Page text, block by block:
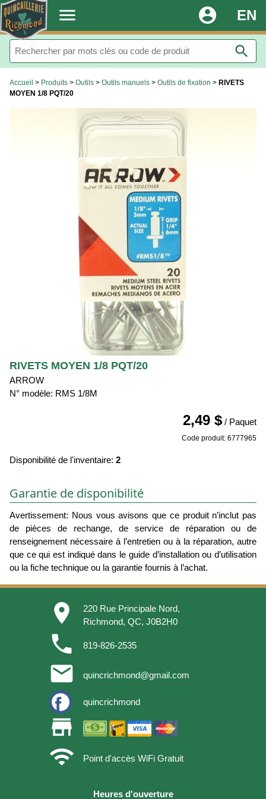
. menu EN
account_circle
search
Accueil > Produits > Outils > Outils manuels > Outils de fixation > RIVETS
MOYEN 1/8 PQT/20
RIVETS MOYEN 1/8 PQT/20
ARROW
N° modèle: RMS 1/8M
2,49 $ / Paquet
Code produit: 6777965
Disponibilité de l'inventaire: 2
Garantie de disponibilité
Avertissement: Nous vous avisons que ce produit n’inclut pas
de pièces de rechange, de service de réparation ou de
renseignement nécessaire à l’entretien ou à la réparation, autre
que ce qui est indiqué dans le guide d’installation ou d’utilisation
ou la fiche technique ou la garantie fournis à l’achat.
place
220 Rue Principale Nord,
Richmond, QC, J0B2H0
phone 819-826-2535
email quincrichmond@gmail.com
quincrichmond
store
wifi
Point d'accès WiFi Gratuit
Heures d'ouverture